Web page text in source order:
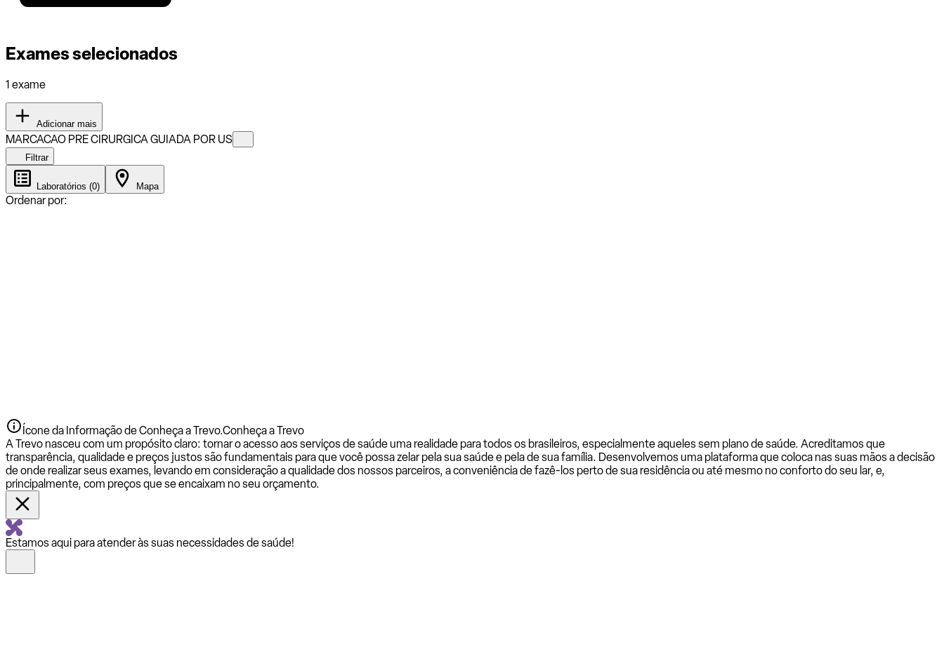
Exames selecionados
1 exame
Adicionar mais
MARCACAO PRE CIRURGICA GUIADA POR US
Filtrar
Laboratórios (0) Mapa
Ordenar por:
Ícone da Informação de Conheça a Trevo.Conheça a Trevo
A Trevo nasceu com um propósito claro: tornar o acesso aos serviços de saúde uma realidade para todos os brasileiros, especialmente aqueles sem plano de saúde. Acreditamos que
transparência, qualidade e preços justos são fundamentais para que você possa zelar pela sua saúde e pela de sua família. Desenvolvemos uma plataforma que coloca nas suas mãos a decisão
de onde realizar seus exames, levando em consideração a qualidade dos nossos parceiros, a conveniência de fazê-los perto de sua residência ou até mesmo no conforto do seu lar, e,
principalmente, com preços que se encaixam no seu orçamento.
Estamos aqui para atender às suas necessidades de saúde!